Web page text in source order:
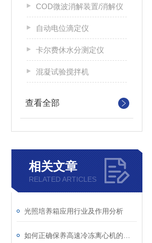
COD微波消解装置/消解仪
自动电位滴定仪
卡尔费休水分测定仪
混凝试验搅拌机
查看全部
相关文章
RELATED ARTICLES
光照培养箱应用行业及作用分析